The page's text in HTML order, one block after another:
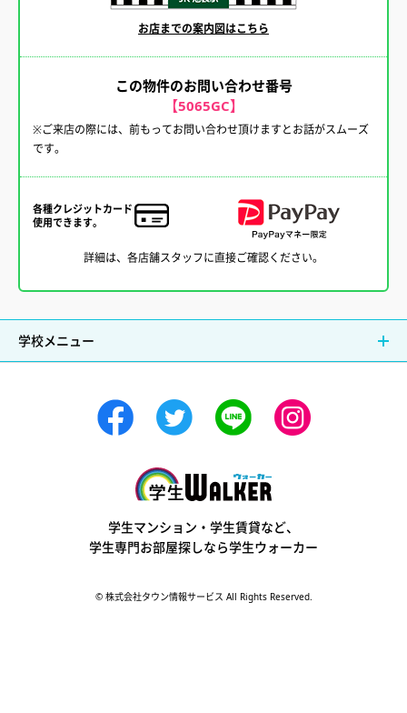
お店までの案内図はこちら
この物件のお問い合わせ番号
【5065GC】
※ご来店の際には、前もってお問い合わせ頂けますとお話がスムーズ
です。
各種クレジットカード
使用できます。
詳細は、各店舗スタッフに直接ご確認ください。
学校メニュー
学生マンション・学生賃貸など、
学生専門お部屋探しなら学生ウォーカー
© 株式会社タウン情報サービス All Rights Reserved.